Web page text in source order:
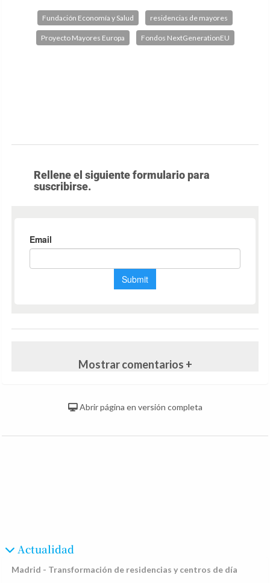
Fundación Economía y Salud residencias de mayores
Proyecto Mayores Europa Fondos NextGenerationEU
Rellene el siguiente formulario para
suscribirse.
Mostrar comentarios +
Abrir página en versión completa
Actualidad
Madrid - Transformación de residencias y centros de día